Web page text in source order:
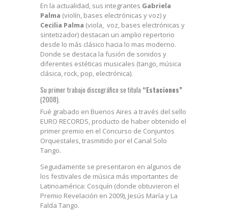
En la actualidad, sus integrantes Gabriela
Palma (violín, bases electrónicas y voz) y
Cecilia Palma (viola, voz, bases electrónicas y
sintetizador) destacan un amplio repertorio
desde lo más clásico hacia lo mas moderno.
Donde se destaca la fusión de sonidos y
diferentes estéticas musicales (tango, música
clásica, rock, pop, electrónica).
Su primer trabajo discográfico se titula “Estaciones”
(2008).
Fué grabado en Buenos Aires a través del sello
EURO RECORDS, producto de haber obtenido el
primer premio en el Concurso de Conjuntos
Orquestales, trasmitido por el Canal Solo
Tango.
Seguidamente se presentaron en algunos de
los festivales de música más importantes de
Latinoamérica: Cosquín (donde obtuvieron el
Premio Revelación en 2009), Jesús María y La
Falda Tango.